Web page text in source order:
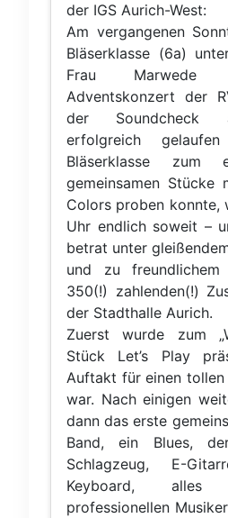
der IGS Aurich-West:
Am vergangenen
Bläserklasse (6a)
Frau Marwede
Adventskonzert der
der Soundcheck
erfolgreich
Bläserklasse zum
gemeinsamen Stücke
Colors proben konnte,
Uhr endlich soweit –
betrat unter
und zu
350(!) zahlenden(!)
der Stadthalle Aurich.
Zuerst wurde zum
Stück Let’s Play
Auftakt für einen
war. Nach einigen
dann das erste
Band, ein Blues,
Schlagzeug, E-
Keyboard,
professionellen